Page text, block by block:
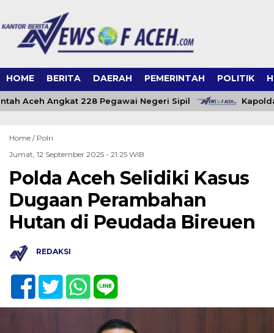
HOME BERITA DAERAH PEMERINTAH POLITIK
Aceh Angkat 228 Pegawai Negeri Sipil
Home / Polri
Jumat, 12 September 2025 - 21:25 WIB
Polda Aceh Selidiki Kasus
Dugaan Perambahan
Hutan di Peudada Bireuen
REDAKSI